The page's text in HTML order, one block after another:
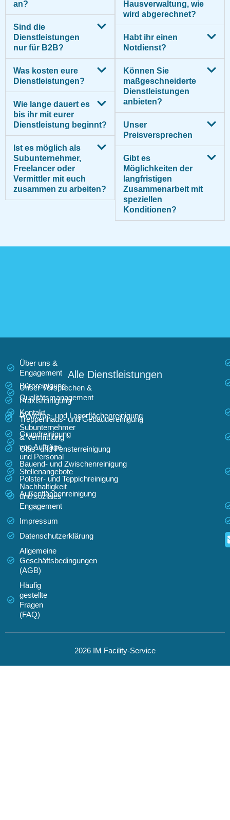
an?
Sind die
Dienstleistungen
nur für B2B?
Was kosten eure
Dienstleistungen?
Wie lange dauert es
bis ihr mit eurer
Dienstleistung beginnt?
Ist es möglich als
Subunternehmer,
Freelancer oder
Vermittler mit euch
zusammen zu arbeiten?
Hausverwaltung, wie
wird abgerechnet?
Habt ihr einen
Notdienst?
Können Sie
maßgeschneiderte
Dienstleistungen
anbieten?
Unser
Preisversprechen
Gibt es
Möglichkeiten der
langfristigen
Zusammenarbeit mit
speziellen
Konditionen?
Über uns &
Engagement
Unser Versprechen &
Qualitätsmanagement
Kontakt
Subunternehmer
& Vermittlung
von Aufträge
und Personal
Stellenangebote
Nachhaltigkeit
und soziales
Engagement
Impressum
Datenschutzerklärung
Allgemeine
Geschäftsbedingungen
(AGB)
Häufig
gestellte
Fragen
(FAQ)
Alle Dienstleistungen
Büroreinigung
Praxisreinigung
Gewerbe- und Lagerflächenreinigung
Treppenhaus- und Gebäudereinigung
Grundreinigung
Glas- und Fensterreinigung
Bauend- und Zwischenreinigung
Polster- und Teppichreinigung
Außenflächenreinigung
2026 IM Facility-Service